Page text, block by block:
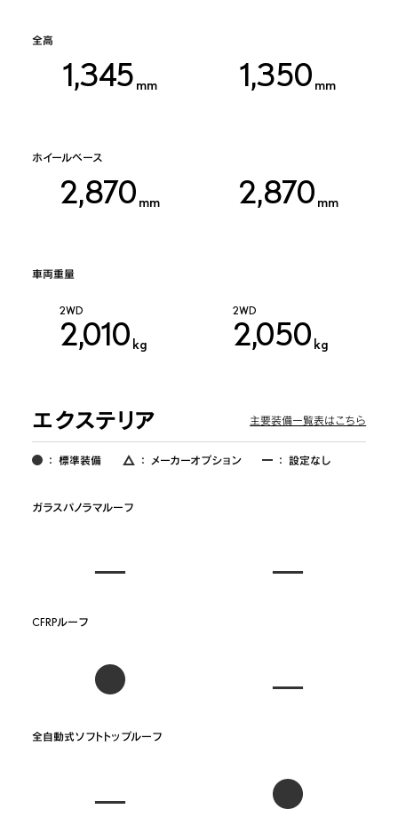
全高
1,345mm 1,350mm
ホイールベース
2,870mm 2,870mm
車両重量
2WD
2,010kg
2WD
2,050kg
エクステリア 主要装備一覧表はこちら
： 標準装備 ： メーカーオプション ： 設定なし
ガラスパノラマルーフ
CFRPルーフ
全自動式ソフトトップルーフ